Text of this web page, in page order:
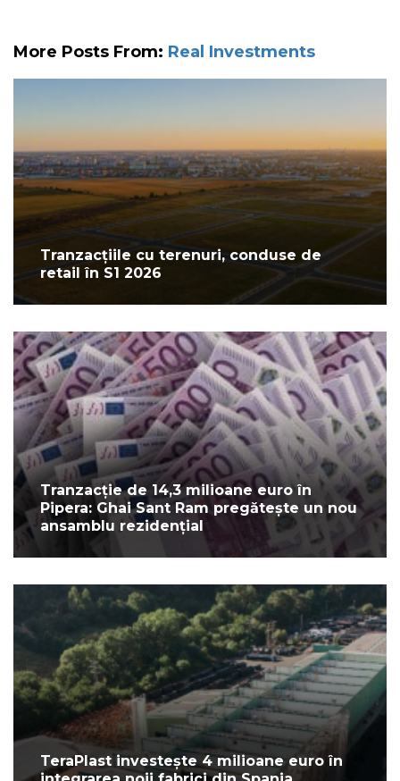
More Posts From: Real Investments
Tranzacțiile cu terenuri, conduse de
retail în S1 2026
Tranzacție de 14,3 milioane euro în
Pipera: Ghai Sant Ram pregătește un nou
ansamblu rezidențial
TeraPlast investește 4 milioane euro în